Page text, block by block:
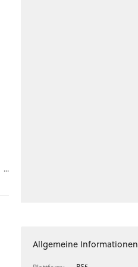
Allgemeine Informationen